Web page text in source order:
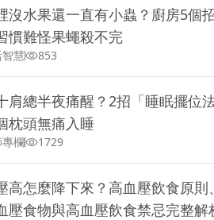
沒水果還一直有小蟲？廚房5個
慣難怪果蠅殺不完
慧 853
肩總半夜痛醒？2招「睡眠擺位法
枕頭無痛入睡
欄 1729
高怎麼降下來？高血壓飲食原則、
壓食物與高血壓飲食禁忌完整解